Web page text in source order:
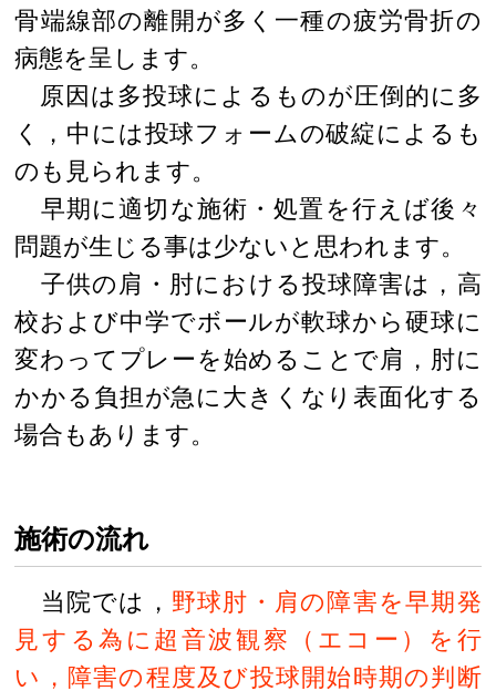
骨端線部の離開が多く一種の疲労骨折の
病態を呈します。
原因は多投球によるものが圧倒的に多
く，中には投球フォームの破綻によるも
のも見られます。
早期に適切な施術・処置を行えば後々
問題が生じる事は少ないと思われます。
子供の肩・肘における投球障害は，高
校および中学でボールが軟球から硬球に
変わってプレーを始めることで肩，肘に
かかる負担が急に大きくなり表面化する
場合もあります。
施術の流れ
当院では， 野球肘・肩の障害を早期発
見する為に超音波観察（エコー）を行
い，障害の程度及び投球開始時期の判断